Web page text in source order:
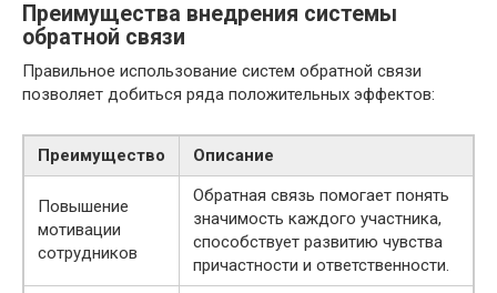
Преимущества внедрения системы
обратной связи
Правильное использование систем обратной связи
позволяет добиться ряда положительных эффектов:
Преимущество Описание
Повышение
мотивации
сотрудников
Обратная связь помогает понять
значимость каждого участника,
способствует развитию чувства
причастности и ответственности.